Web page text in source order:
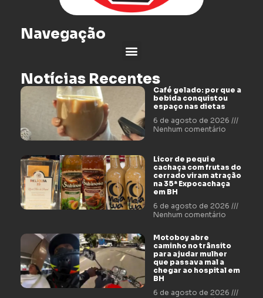
Navegação
Notícias Recentes
Café gelado: por que a
bebida conquistou
espaço nas dietas
6 de agosto de 2026
Nenhum comentário
Licor de pequi e
cachaça com frutas do
cerrado viram atração
na 35ª Expocachaça
em BH
6 de agosto de 2026
Nenhum comentário
Motoboy abre
caminho no trânsito
para ajudar mulher
que passava mal a
chegar ao hospital em
BH
6 de agosto de 2026